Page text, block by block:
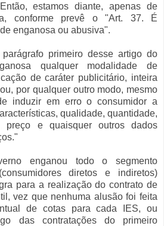
estamos diante, apenas de
conforme prevê o "Art. 37. É
enganosa ou abusiva".
primeiro desse artigo do
qualquer modalidade de
de caráter publicitário, inteira
por qualquer outro modo, mesmo
induzir em erro o consumidor a
qualidade, quantidade,
preço e quaisquer outros dados
enganou todo o segmento
diretos e indiretos)
para a realização do contrato de
vez que nenhuma alusão foi feita
de cotas para cada IES, ou
das contratações do primeiro